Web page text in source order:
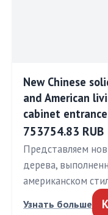
New Chinese
and American
cabinet
753754.83 RUB
Представляем
дерева,
американском
Узнать больше